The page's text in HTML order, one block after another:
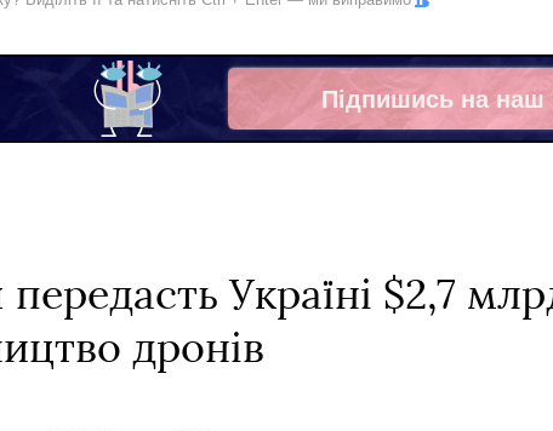
Підпишись на наш
Facebook
передасть Україні $2,7
дронів